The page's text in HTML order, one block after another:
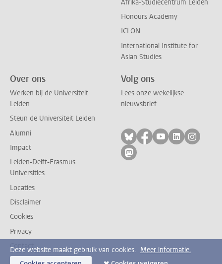
Afrika-Studiecentrum Leiden
Honours Academy
ICLON
International Institute for
Asian Studies
Over ons
Werken bij de Universiteit
Leiden
Steun de Universiteit Leiden
Alumni
Impact
Leiden-Delft-Erasmus
Universities
Locaties
Disclaimer
Cookies
Privacy
Contact
Volg ons
Lees onze wekelijkse
nieuwsbrief
Volg ons op bluesky
Volg ons op
Volg ons op
Volg ons
Volg
Volg ons op mastodon
Deze website maakt gebruik van cookies. Meer informatie.